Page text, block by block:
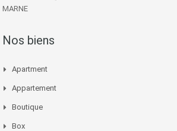
MARNE
Nos biens
Apartment
Appartement
Boutique
Box